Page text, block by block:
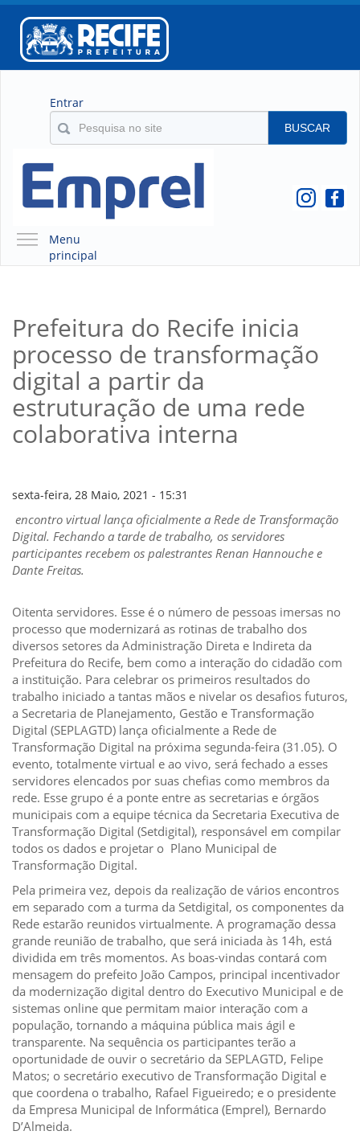
Entrar
BUSCAR
Menu
principal
QUEM SOMOS
O QUE É A EMPREL
HISTÓRICO
VÍDEOS
ORGANOGRAMA
CONSELHOS
LOCALIZAÇÃO
GESTORES
GOVERNANÇA
COMISSÕES
LICITAÇÕES
ATAS DE REGISTRO DE PREÇOS
CONTRATO
GESTÃO DE PESSOAS
COLABORADORES
PLR
PARTICIPAÇÃO NOS LUCROS E RESULTADOS
CONSULTA MEUS RECURSOS PLR
CONSULTA TODOS RECURSOS PLR
CONSULTA QUESTIONAMENTO / ESCLARECIMENTO
PLR
SERVIÇOS
PGDE - PROGRAMA DE GERENCIAMENTO DO
DESEMPENHO DOS EMPREGADOS DA EMPREL
AFASTAMENTOS DOS FUNCIONÁRIOS
CAPACITAÇÃO
EVENTOS DA EMPREL
PPP - PERFIL PROFISSIOGRÁFICO
PREVIDENCIÁRIO
PROGRAMA QUALIDADE DE VIDA
PROGRAMA DE ESTAGIÁRIO
SAÚDE DO TRABALHADOR
PGDE 2022
PGDE 2023
PGDE 2024
GESTÃO DA INFORMAÇÃO
BOLETIM INFORMATIVO
BPM-DAF
ORIENTAÇÕES TÉCNICAS
SEGURANÇA DA INFORMAÇÃO
Prefeitura do Recife inicia
processo de transformação
digital a partir da
estruturação de uma rede
colaborativa interna
sexta-feira, 28 Maio, 2021 - 15:31
encontro virtual lança oficialmente a Rede de Transformação
Digital. Fechando a tarde de trabalho, os servidores
participantes recebem os palestrantes Renan Hannouche e
Dante Freitas.
Oitenta servidores. Esse é o número de pessoas imersas no
processo que modernizará as rotinas de trabalho dos
diversos setores da Administração Direta e Indireta da
Prefeitura do Recife, bem como a interação do cidadão com
a instituição. Para celebrar os primeiros resultados do
trabalho iniciado a tantas mãos e nivelar os desafios futuros,
a Secretaria de Planejamento, Gestão e Transformação
Digital (SEPLAGTD) lança oficialmente a Rede de
Transformação Digital na próxima segunda-feira (31.05). O
evento, totalmente virtual e ao vivo, será fechado a esses
servidores elencados por suas chefias como membros da
rede. Esse grupo é a ponte entre as secretarias e órgãos
municipais com a equipe técnica da Secretaria Executiva de
Transformação Digital (Setdigital), responsável em compilar
todos os dados e projetar o Plano Municipal de
Transformação Digital.
Pela primeira vez, depois da realização de vários encontros
em separado com a turma da Setdigital, os componentes da
Rede estarão reunidos virtualmente. A programação dessa
grande reunião de trabalho, que será iniciada às 14h, está
dividida em três momentos. As boas-vindas contará com
mensagem do prefeito João Campos, principal incentivador
da modernização digital dentro do Executivo Municipal e de
sistemas online que permitam maior interação com a
população, tornando a máquina pública mais ágil e
transparente. Na sequência os participantes terão a
oportunidade de ouvir o secretário da SEPLAGTD, Felipe
Matos; o secretário executivo de Transformação Digital e
que coordena o trabalho, Rafael Figueiredo; e o presidente
da Empresa Municipal de Informática (Emprel), Bernardo
D’Almeida.